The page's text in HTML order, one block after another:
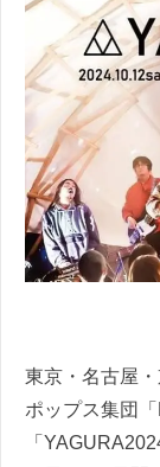
東京・名古屋
ポップス集団
「